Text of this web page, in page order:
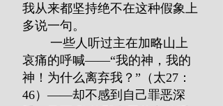
我从来都坚持绝不在这种假象上
多说一句。
哀痛的呼喊——“我的神，我的
神！为什么离弃我？”（太27：
46）——却不感到自己罪恶深